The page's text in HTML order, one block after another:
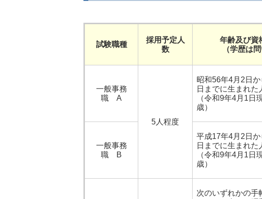
試験職種
採用予定人
数
年齢及び資
（学歴は
一般事務
職 A
5人程度
昭和56年4月2日
日までに生まれた
（令和9年4月1日
歳）
一般事務
職 B
平成17年4月2日
日までに生まれた
（令和9年4月1日
歳）
次のいずれかの手